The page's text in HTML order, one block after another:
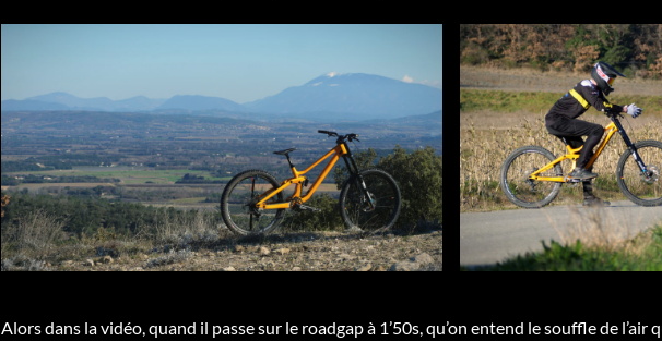
Alors dans la vidéo, quand il passe sur le roadgap à 1’50s, qu’on entend le souffle de l’air